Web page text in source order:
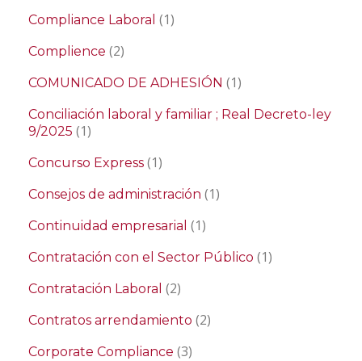
Compliance Laboral (1)
Complience (2)
COMUNICADO DE ADHESIÓN (1)
Conciliación laboral y familiar ; Real Decreto-ley
9/2025 (1)
Concurso Express (1)
Consejos de administración (1)
Continuidad empresarial (1)
Contratación con el Sector Público (1)
Contratación Laboral (2)
Contratos arrendamiento (2)
Corporate Compliance (3)